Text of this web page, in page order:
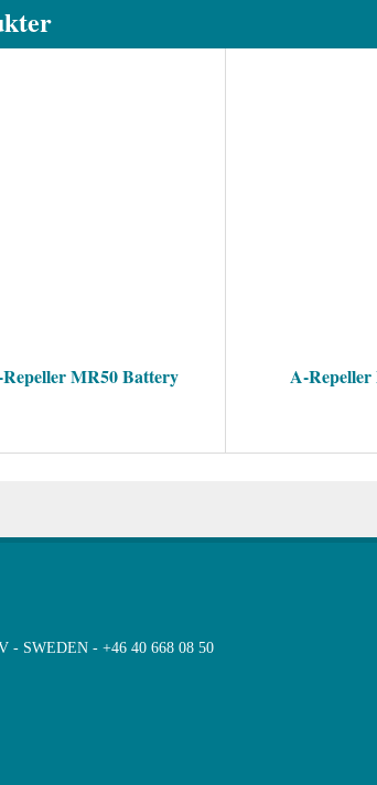
MR50 Battery A-
- SWEDEN - +46 40 668 08 50